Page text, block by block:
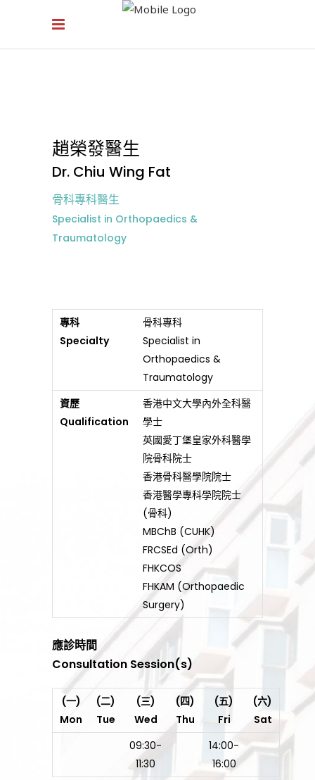
趙榮發醫生
Dr. Chiu Wing Fat
骨科專科醫生
Specialist in Orthopaedics &
Traumatology
專科
Specialty
骨科專科
Specialist in
Orthopaedics &
Traumatology
資歷
Qualification
香港中文大學內外全科醫
學士
英國愛丁堡皇家外科醫學
院骨科院士
香港骨科醫學院院士
香港醫學專科學院院士
(骨科)
MBChB (CUHK)
FRCSEd (Orth)
FHKCOS
FHKAM (Orthopaedic
Surgery)
應診時間
Consultation Session(s)
(一)
Mon
(二)
Tue
(三)
Wed
(四)
Thu
(五)
Fri
(六)
Sat
09:30-
11:30
14:00-
16:00